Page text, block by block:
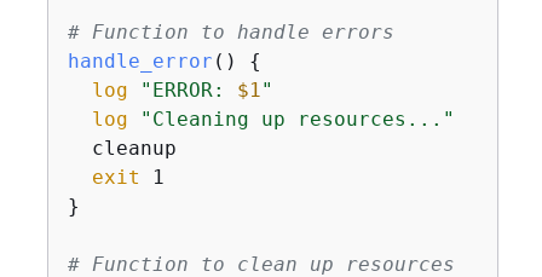
# Function to handle errors
handle_error () {
log
"ERROR: $1"
log
"Cleaning up resources..."
  cleanup
exit 1
}
# Function to clean up resources